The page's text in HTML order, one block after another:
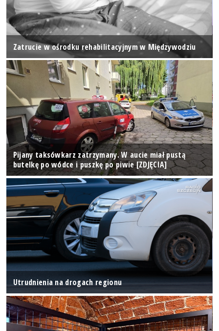
Zatrucie w ośrodku rehabilitacyjnym w Międzywodziu
Pijany taksówkarz zatrzymany. W aucie miał pustą
butelkę po wódce i puszkę po piwie [ZDJĘCIA]
Utrudnienia na drogach regionu